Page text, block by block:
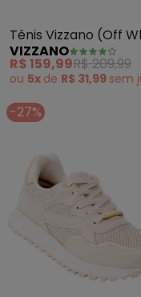
Tênis Vizzano (Off
em Sintético e Tecido
VIZZANO
R$ 159,99R$ 209,99
ou 5x de R$ 31,99 sem
-27%